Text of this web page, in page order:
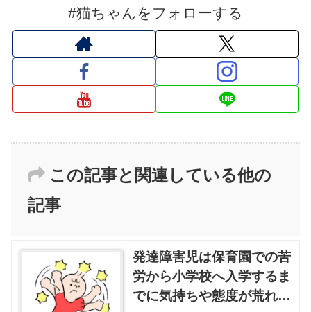
#猫ちゃんをフォローする
この記事と関連している他の
記事
発達障害児は保育園での苦
労から小学校へ入学するま
でに気持ちや態度が荒れて